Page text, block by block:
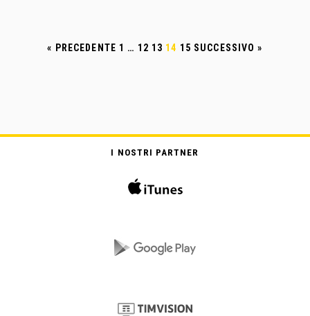
« PRECEDENTE 1 … 12 13 14 15 SUCCESSIVO »
I NOSTRI PARTNER